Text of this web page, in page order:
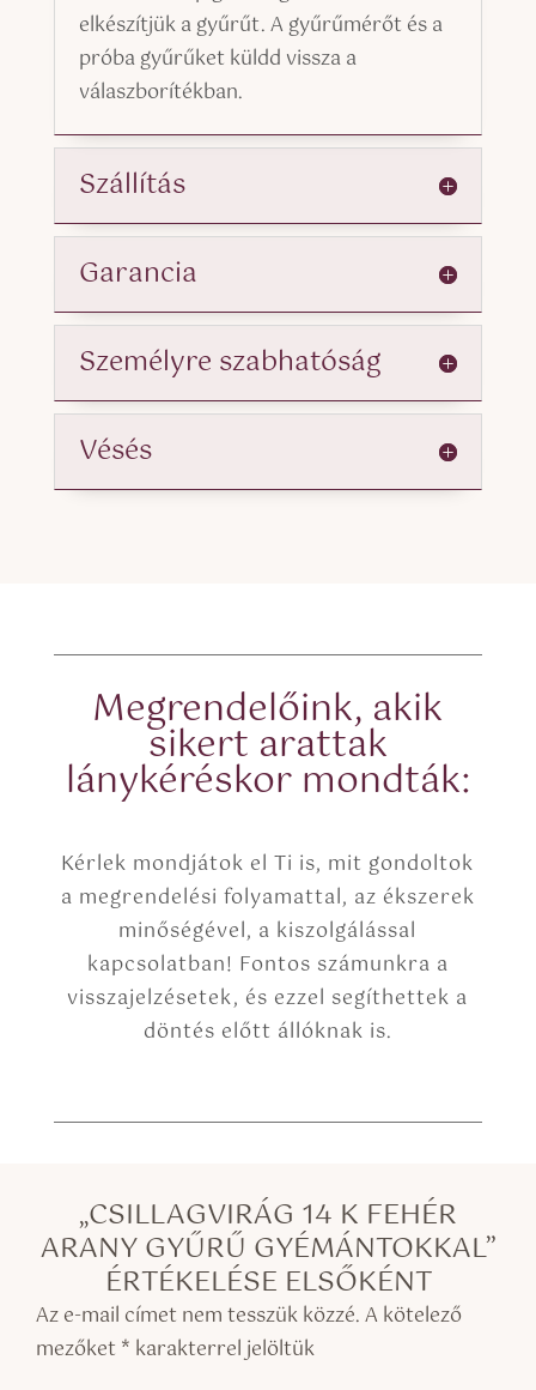
elkészítjük a gyűrűt. A gyűrűmérőt és a
próba gyűrűket küldd vissza a
válaszborítékban.
Szállítás
Garancia
Személyre szabhatóság
Vésés
Megrendelőink, akik
sikert arattak
lánykéréskor mondták:
Kérlek mondjátok el Ti is, mit gondoltok
a megrendelési folyamattal, az ékszerek
minőségével, a kiszolgálással
kapcsolatban! Fontos számunkra a
visszajelzésetek, és ezzel segíthettek a
döntés előtt állóknak is.
„CSILLAGVIRÁG 14 K FEHÉR
ARANY GYŰRŰ GYÉMÁNTOKKAL”
ÉRTÉKELÉSE ELSŐKÉNT
Az e-mail címet nem tesszük közzé.A kötelező
mezőket * karakterrel jelöltük